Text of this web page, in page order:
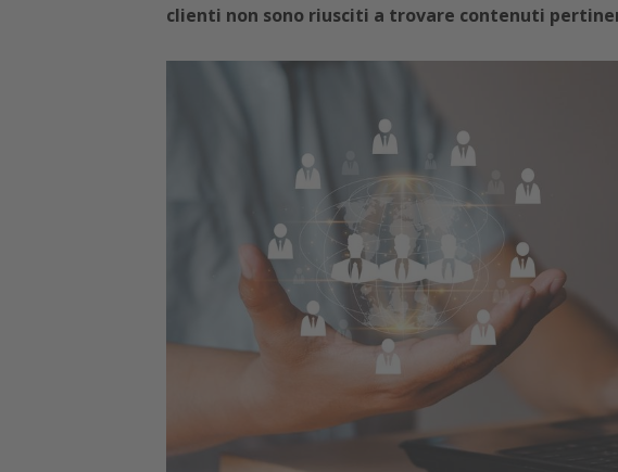
clienti non sono riusciti a trovare contenuti